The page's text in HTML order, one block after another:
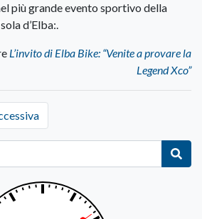
più grande evento sportivo della
d’Elba:.
L’invito di Elba Bike: “Venite a provare la
Legend Xco”